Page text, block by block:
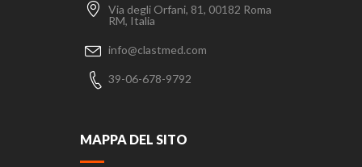
Via degli Orfani, 81, 00182 Roma
RM, Italia
info@clastmed.com
39-06-678-9792
MAPPA DEL SITO